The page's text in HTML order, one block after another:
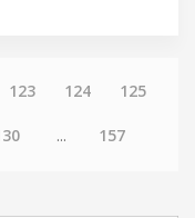
123 124 125
... 157